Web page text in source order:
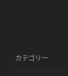
カテゴリー